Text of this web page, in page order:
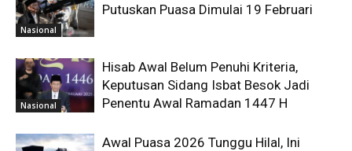
Nasional
Putuskan Puasa Dimulai 19 Februari
Nasional
Hisab Awal Belum Penuhi Kriteria,
Keputusan Sidang Isbat Besok Jadi
Penentu Awal Ramadan 1447 H
Awal Puasa 2026 Tunggu Hilal, Ini